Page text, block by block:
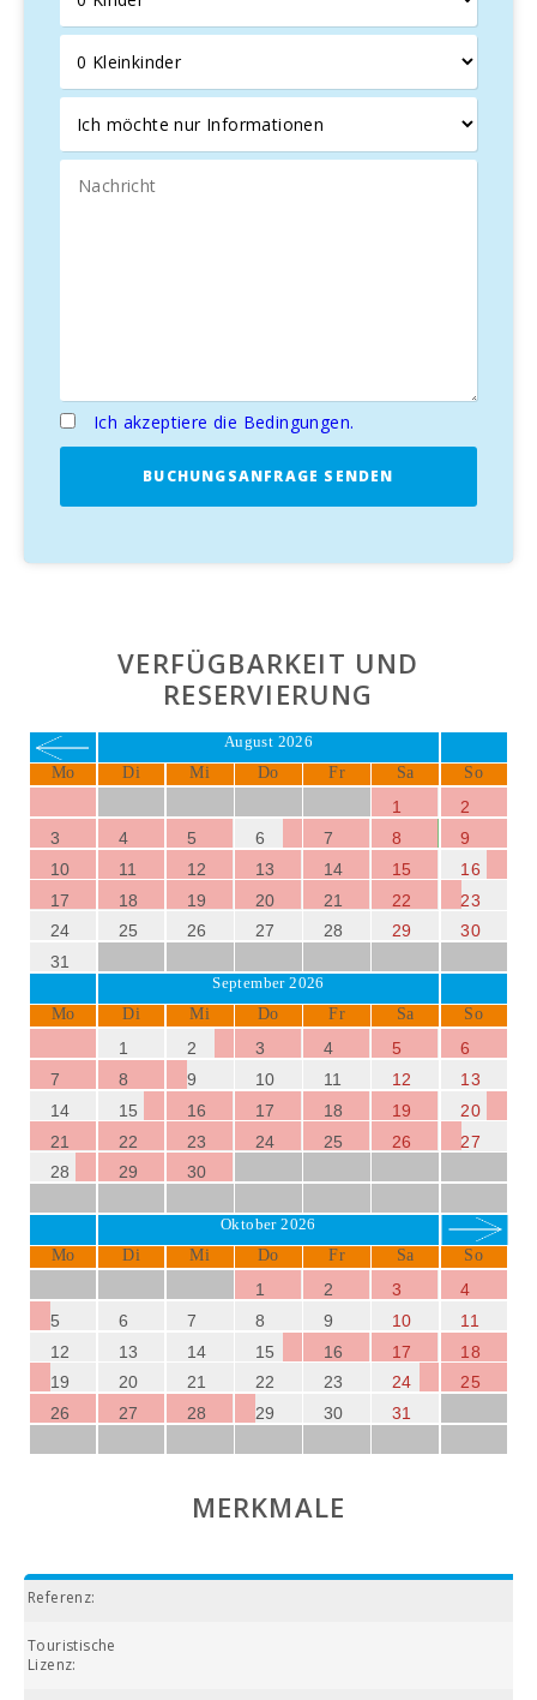
Porto Colom
erkunden. Der nächste Strand,
Paradies mit feinem Sand und türkisfarbenem Wasser.
Darüber hinaus liegt die Villa in der Nähe von Attraktionen
San Salvador Kloster
Mallorca
Ich akzeptiere die Bedingungen.
BUCHUNGSANFRAGE SENDEN
VERFÜGBARKEIT UND
RESERVIERUNG
August 2026
Mo Di Mi Do Fr Sa So
1
2
3
4 5 6 7 8
9
10
11 12 13 14 15
16
17
18 19 20 21 22
23
24
25 26 27 28 29
30
31
September 2026
Mo Di Mi Do Fr Sa So
1 2 3 4 5
6
7
8 9 10 11 12
13
14
15 16 17 18 19
20
21
22 23 24 25 26
27
28
29 30
Oktober 2026
Mo Di Mi Do Fr Sa So
1 2 3
4
5
6 7 8 9 10
11
12
13 14 15 16 17
18
19
20 21 22 23 24
25
26
27 28 29 30 31
MERKMALE
Referenz:
Touristische
Lizenz: